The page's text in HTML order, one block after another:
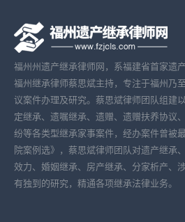
福州州遗产继承律师网，系福建省首家遗
福州继承律师蔡思斌主持，专注于福州乃
议案件办理及研究。蔡思斌律师团队组建
定继承、遗嘱继承、遗赠、遗赠扶养协议
纷等各类型继承家事案件，经办案件曾被
院案例选》，蔡思斌律师团队对遗产继承
效力、婚姻继承、房产继承、分家析产、
有独到的研究，精通各项继承法律业务。